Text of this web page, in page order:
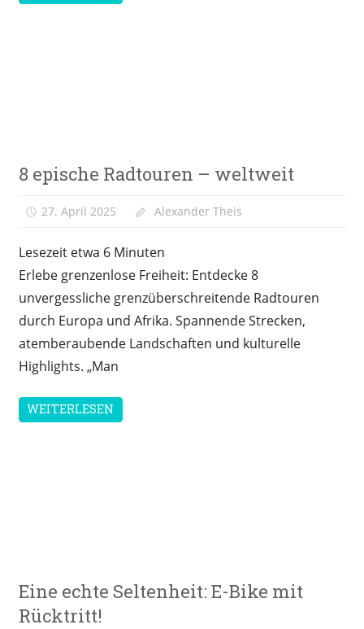
&
8 epische Radtouren – weltweit
27. April 2025 Alexander Theis
Lesezeit etwa 6 Minuten
Erlebe grenzenlose Freiheit: Entdecke 8
unvergessliche grenzüberschreitende Radtouren
durch Europa und Afrika. Spannende Strecken,
atemberaubende Landschaften und kulturelle
Highlights. „Man
WEITERLESEN
Bike
News
Eine echte Seltenheit: E-Bike mit
Rücktritt!